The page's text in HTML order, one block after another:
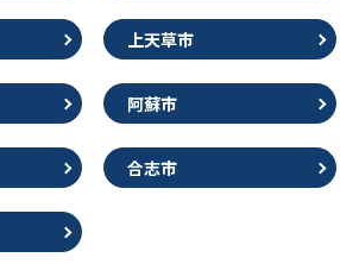
上天草市
阿蘇市
合志市